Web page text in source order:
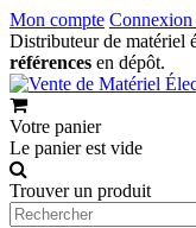
Mon compte
Distributeur de matériel
références en dépôt.
Votre panier
Le panier est vide
Trouver un produit